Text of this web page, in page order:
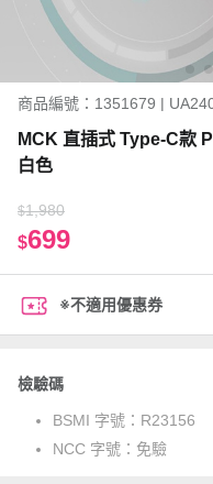
商品編號：1351679 |
MCK 直插式 Type-C款
白色
$1,980
$699
※不適用優惠券
檢驗碼
BSMI 字號： R23156
NCC 字號： 免驗